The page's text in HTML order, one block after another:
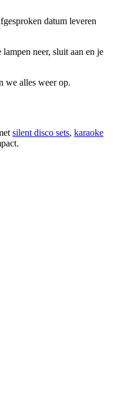
datum leveren
neer, sluit aan en je
alles weer op.
silent disco sets, karaoke